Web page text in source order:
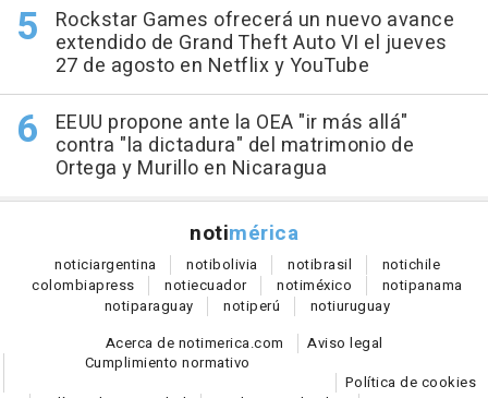
Rockstar Games ofrecerá un nuevo avance
extendido de Grand Theft Auto VI el jueves
27 de agosto en Netflix y YouTube
EEUU propone ante la OEA "ir más allá"
contra "la dictadura" del matrimonio de
Ortega y Murillo en Nicaragua
notimérica
noticiargentina notibolivia notibrasil notichile
colombiapress notiecuador notiméxico notipanama
notiparaguay notiperú notiuruguay
Acerca de notimerica.com
Aviso legal
Cumplimiento normativo
Política de cookies